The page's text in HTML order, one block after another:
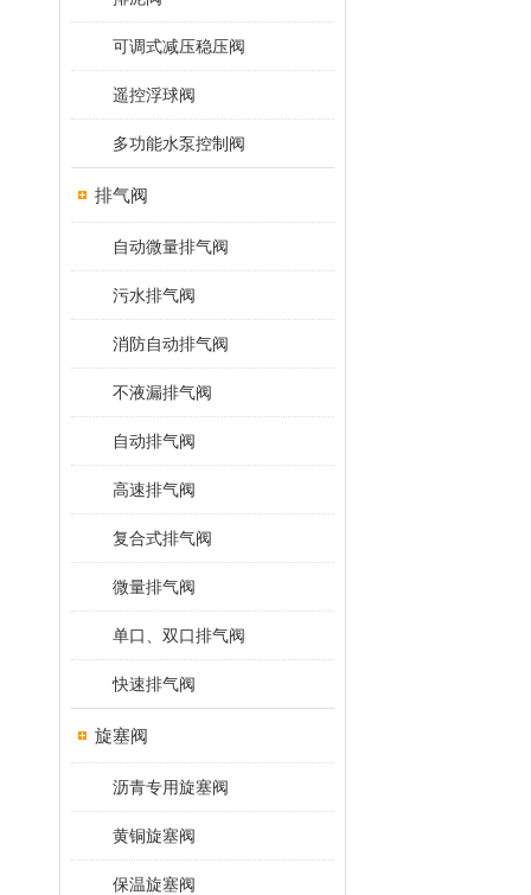
可调式减压稳压阀
遥控浮球阀
多功能水泵控制阀
排气阀
自动微量排气阀
污水排气阀
消防自动排气阀
不液漏排气阀
自动排气阀
高速排气阀
复合式排气阀
微量排气阀
单口、双口排气阀
快速排气阀
旋塞阀
沥青专用旋塞阀
黄铜旋塞阀
保温旋塞阀